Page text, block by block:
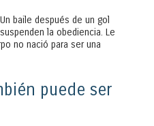
baile después de un gol
la obediencia. Le
no nació para ser una
puede ser